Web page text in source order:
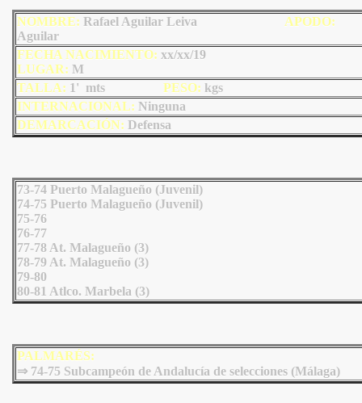
NOMBRE: Rafael Aguilar Leiva APODO:
Aguilar
FECHA NACIMIENTO: xx/xx/19
LUGAR: M
TALLA: 1' mts PESO: kgs
INTERNACIONAL: Ninguna
DEMARCACIÓN: Defensa
73-74 Puerto Malagueño (Juvenil)
74-75 Puerto Malagueño (Juvenil)
75-76
76-77
77-78 At. Malagueño (3)
78-79 At. Malagueño (3)
79-80
80-81 Atlco. Marbela (3)
PALMARÉS:
⇒ 74-75 Subcampeón de Andalucía de selecciones (Málaga)